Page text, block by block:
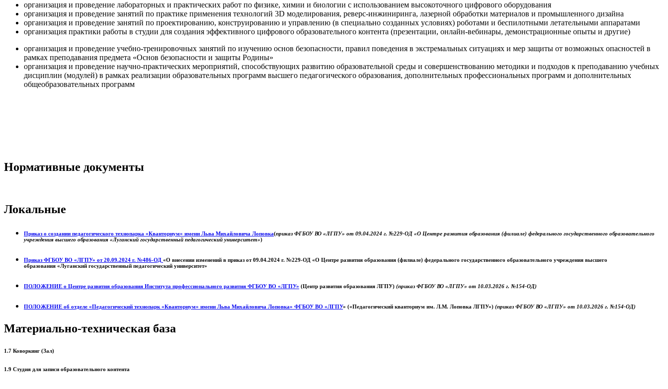
организация и проведение лабораторных и практических работ по физике, химии и биологии с использованием высокоточного цифрового оборудования
организация и проведение занятий по практике применения технологий 3D моделирования, реверс-инжиниринга, лазерной обработки материалов и промышленного дизайна
организация и проведение занятий по проектированию, конструированию и управлению (в специально созданных условиях) роботами и беспилотными летательными аппаратами
организация практики работы в студии для создания эффективного цифрового образовательного контента (презентации, онлайн-вебинары, демонстрационные опыты и другие)
организация и проведение учебно-тренировочных занятий по изучению основ безопасности, правил поведения в экстремальных ситуациях и мер защиты от возможных опасностей в
рамках преподавания предмета «Основ безопасности и защиты Родины»
организация и проведение научно-практических мероприятий, способствующих развитию образовательной среды и совершенствованию методики и подходов к преподаванию учебных
дисциплин (модулей) в рамках реализации образовательных программ высшего педагогического образования, дополнительных профессиональных программ и дополнительных
общеобразовательных программ
Нормативные документы
Локальные
Приказ о создании педагогического технопарка «Кванториум» имени Льва Михайловича Лоповка(приказ ФГБОУ ВО «ЛГПУ» от 09.04.2024 г. №229-ОД «О Центре развития образования (филиале) федерального государственного образовательного
учреждения высшего образования «Луганский государственный педагогический университет»)
Приказ ФГБОУ ВО «ЛГПУ» от 20.09.2024 г. №486-ОД «О внесении изменений в приказ от 09.04.2024 г. №229-ОД «О Центре развития образования (филиале) федерального государственного образовательного учреждения высшего
образования «Луганский государственный педагогический университет»
ПОЛОЖЕНИЕ о Центре развития образования Института профессионального развития ФГБОУ ВО «ЛГПУ» (Центр развития образования ЛГПУ) (приказ ФГБОУ ВО «ЛГПУ» от 10.03.2026 г. №154-ОД)
ПОЛОЖЕНИЕ об отделе «Педагогический технопарк «Кванториум» имени Льва Михайловича Лоповка» ФГБОУ ВО «ЛГПУ» («Педагогический кванториум им. Л.М. Лоповка ЛГПУ») (приказ ФГБОУ ВО «ЛГПУ» от 10.03.2026 г. №154-ОД)
Материально-техническая база
1.7 Коворкинг (Зал)
1.9 Студия для записи образовательного контента